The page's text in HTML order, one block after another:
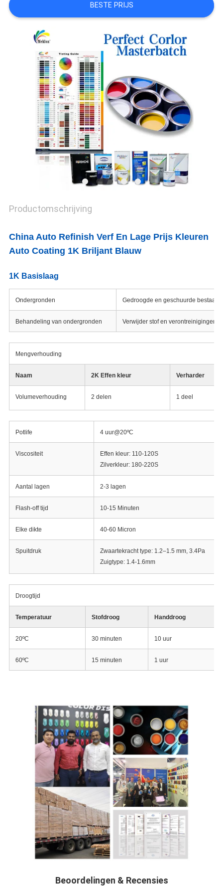
AAN
SITEMAP
PRIVACYBELEID
BESTE PRIJS
Productomschrijving
China Auto Refinish Verf En Lage Prijs Kleuren
Auto Coating 1K Briljant Blauw
1K Basislaag
Ondergronden Gedroogde en geschuurde
Behandeling van ondergronden Verwijder stof en verontreinigingen
Mengverhouding
Naam 2K Effen kleur Verharder
Volumeverhouding 2 delen 1 deel
Potlife 4 uur@20ºC
Viscositeit
Effen kleur: 110-120S
Zilverkleur: 180-220S
Aantal lagen 2-3 lagen
Flash-off tijd 10-15 Minuten
Elke dikte 40-60 Micron
Spuitdruk
Zwaartekracht type: 1.2–1.5 mm, 3.4Pa
Zuigtype: 1.4-1.6mm
Droogtijd
Temperatuur Stofdroog Handdroog
20ºC 30 minuten 10 uur
60ºC 15 minuten 1 uur
Beoordelingen & Recensies